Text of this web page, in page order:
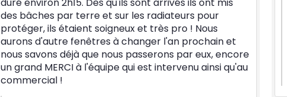
des bâches par terre et sur les radiateurs pour
protéger, ils étaient soigneux et très pro ! Nous
aurons d'autre fenêtres à changer l'an prochain et
nous savons déjà que nous passerons par eux, encore
un grand MERCI à l'équipe qui est intervenu ainsi qu'au
commercial !